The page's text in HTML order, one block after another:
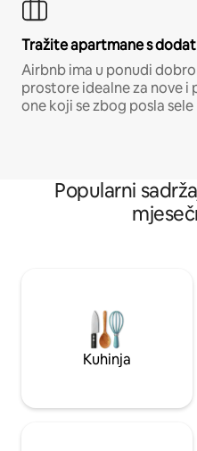
Tražite apartmane s
Airbnb ima u ponudi
prostore idealne za nove
one koji se zbog posla
Popularni
Kuhinja